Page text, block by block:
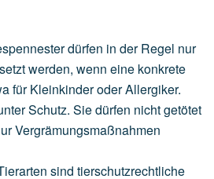
dürfen in der Regel nur
werden, wenn eine konkrete
für KleinkinderoderAllergiker.
Schutz. Siedürfen nichtgetötet
Vergrämungsmaßnahmen
sind tierschutzrechtliche